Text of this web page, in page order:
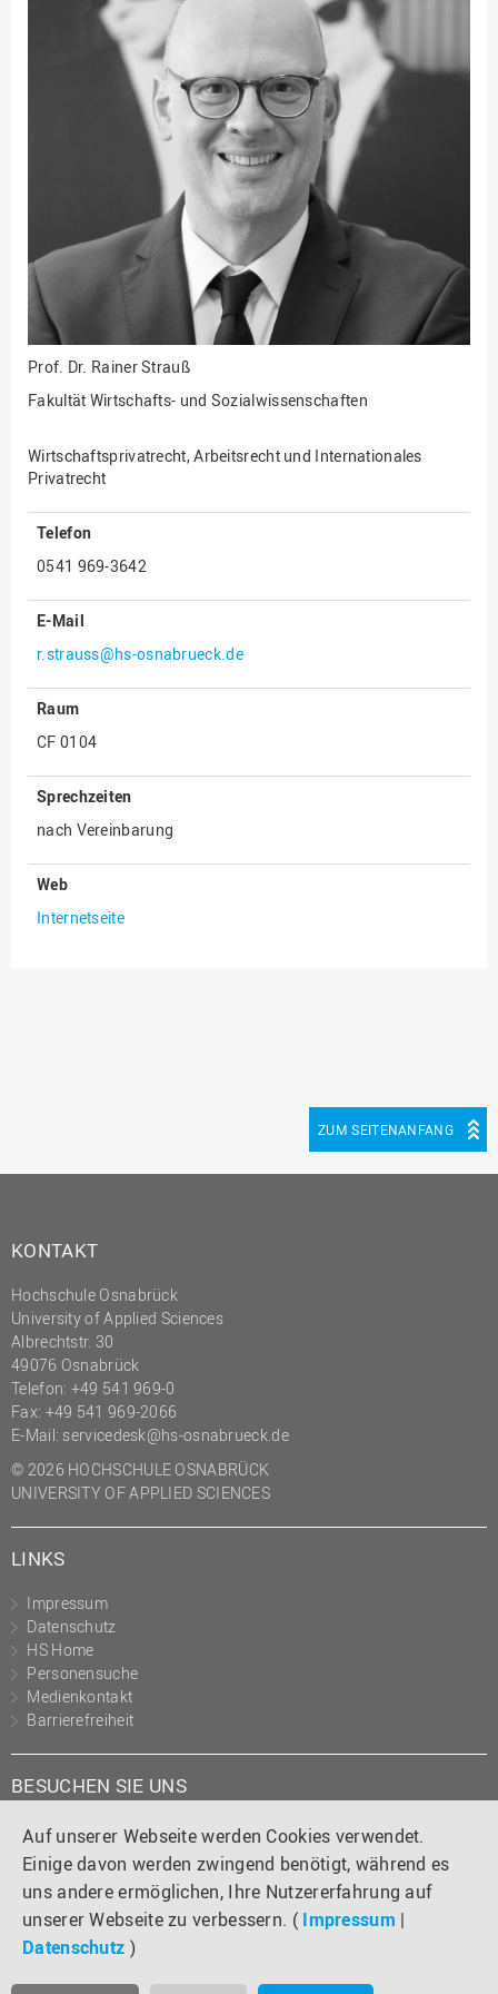
Auf unserer Webseite werden Cookies verwendet.
Einige davon werden zwingend benötigt, während es
uns andere ermöglichen, Ihre Nutzererfahrung auf
unserer Webseite zu verbessern. ( Impressum |
Datenschutz )
Fakultät
Ingenieurwissenschaften
und Informatik
Fakultät Management,
Kultur und Technik
Fakultät Wirtschafts- und
Sozialwissenschaften
Forschung, Kooperation,
Gebäude und Technik
Gesellschaftliches
Engagement
Gleichstellungsbüro
Hochschulplanung/-
Innenrevision
Institut für Musik
IT Service Center
Kommunikation und
Marketing
LearningCenter
Nachhaltigkeit
Personal
Personalentwicklung
Präsidialbüro
Professional School
Innovationsmanagement
Prof. Dr. Rainer Strauß
Fakultät Wirtschafts- und Sozialwissenschaften
Wirtschaftsprivatrecht, Arbeitsrecht und Internationales
Privatrecht
Telefon
0541 969-3642
E-Mail
r.strauss@hs-osnabrueck.de
Raum
CF 0104
Sprechzeiten
nach Vereinbarung
Web
Internetseite
ZUM SEITENANFANG
KONTAKT
Hochschule Osnabrück
University of Applied Sciences
Albrechtstr. 30
49076 Osnabrück
Telefon: +49 541 969-0
Fax: +49 541 969-2066
E-Mail: servicedesk@hs-osnabrueck.de
© 2026 HOCHSCHULE OSNABRÜCK
UNIVERSITY OF APPLIED SCIENCES
LINKS
Impressum
Datenschutz
HS Home
Personensuche
Medienkontakt
Barrierefreiheit
BESUCHEN SIE UNS
Instagram
TiktokLinkedIn
YouTube
Facebook